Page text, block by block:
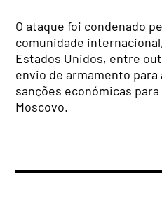
O ataque foi condenado
comunidade
Estados Unidos, entre
envio de armamento
sanções económicas
Moscovo.